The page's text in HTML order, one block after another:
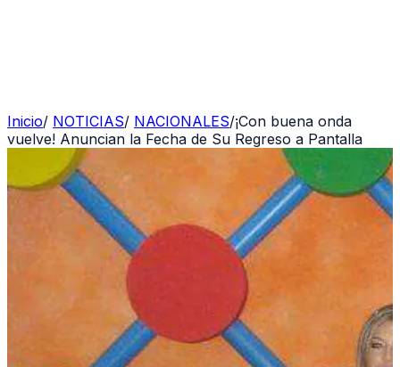
Inicio/ NOTICIAS/ NACIONALES/¡Con buena onda
vuelve! Anuncian la Fecha de Su Regreso a Pantalla